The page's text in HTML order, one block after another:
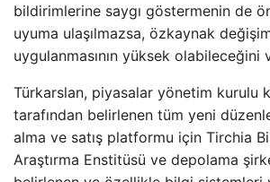
bildirimlerine saygı göstermenin de
uyuma ulaşılmazsa, özkaynak
uygulanmasının yüksek olabileceğini
Türkarslan, piyasalar yönetim kurulu
tarafından belirlenen tüm yeni
alma ve satış platformu için Tirchia
Araştırma Enstitüsü ve depolama